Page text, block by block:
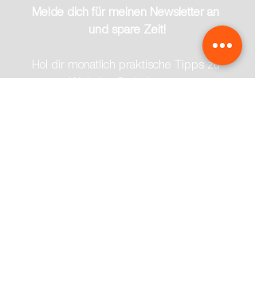
Melde dich für meinen Newsletter an
und spare Zeit!
Hol dir monatlich praktische Tipps zu